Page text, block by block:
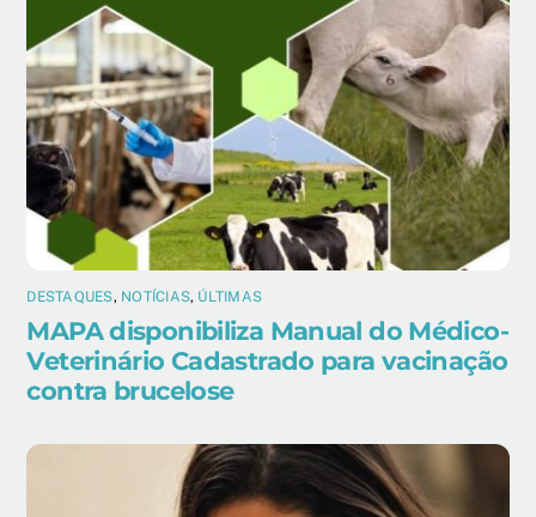
DESTAQUES, NOTÍCIAS, ÚLTIMAS
MAPA disponibiliza Manual do Médico-
Veterinário Cadastrado para vacinação
contra brucelose